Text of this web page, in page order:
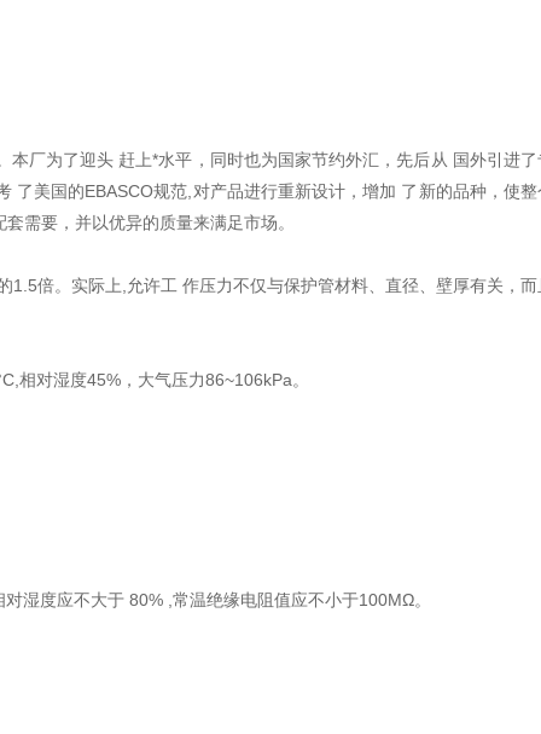
厂为了迎头 赶上*水平，同时也为国家节约外汇，先后从 国外引进了
美国的EBASCO规范,对产品进行重新设计，增加 了新的品种，使整
需要，并以优异的质量来满足市场。
倍。实际上,允许工 作压力不仅与保护管材料、直径、壁厚有关，而
相对湿度45%，大气压力86~106kPa。
湿度应不大于 80% ,常温绝缘电阻值应不小于100MΩ。